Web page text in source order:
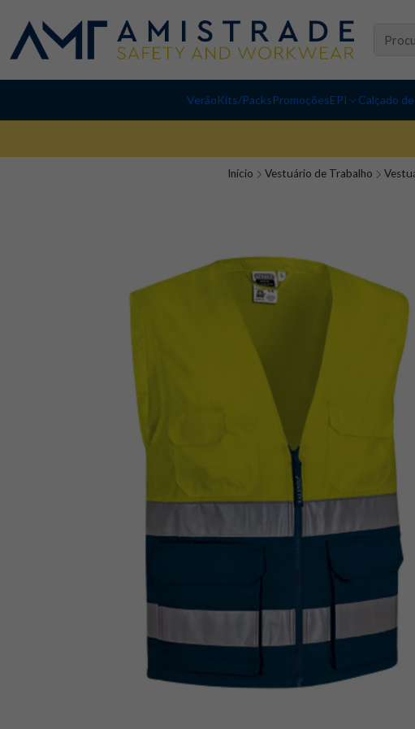
VerãoKits/PacksPromoçõesEPI Calçado
Início Vestuário de Trabalho